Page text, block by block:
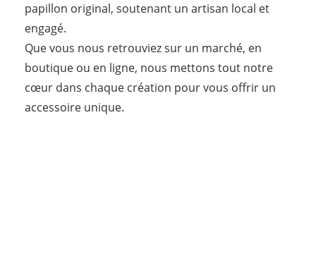
papillon original, soutenant un artisan local et
engagé.
Que vous nous retrouviez sur un marché, en
boutique ou en ligne, nous mettons tout notre
cœur dans chaque création pour vous offrir un
accessoire unique.